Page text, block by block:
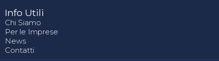
Info Utili
Chi Siamo
Per le Imprese
News
Contatti